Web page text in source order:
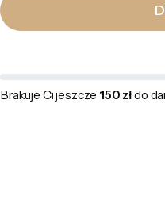
Brakuje Ci jeszcze 150 złdo